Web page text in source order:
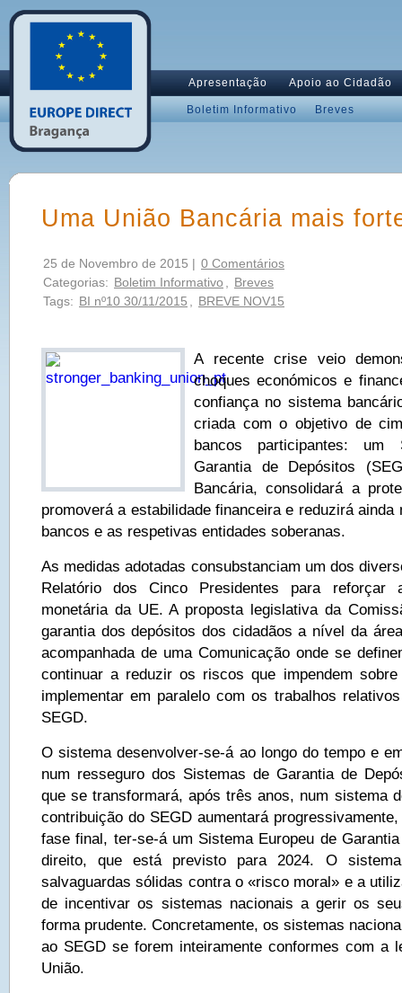
Apresentação Apoio ao Cidadão
Boletim Informativo Breves
Uma União Bancária mais
25 de Novembro de 2015 | 0 Comentários
Categorias: Boletim Informativo
Breves
Tags: BI nº10 30/11/2015 BREVE NOV15
A recente crise veio
choques económicos e
confiança no sistema
criada com o objetivo de
bancos participantes: um
Garantia de Depósitos
Bancária, consolidará a
promoverá a estabilidade financeira e reduzirá
bancos e as respetivas entidades soberanas.
As medidas adotadas consubstanciam um dos
Relatório dos Cinco Presidentes para reforçar
monetária da UE. A proposta legislativa da
garantia dos depósitos dos cidadãos a nível da
acompanhada de uma Comunicação onde se
continuar a reduzir os riscos que impendem
implementar em paralelo com os trabalhos
SEGD.
O sistema desenvolver-se-á ao longo do tempo e
num resseguro dos Sistemas de Garantia de
que se transformará, após três anos, num sistema
contribuição do SEGD aumentará
fase final, ter-se-á um Sistema Europeu de
direito, que está previsto para 2024. O
salvaguardas sólidas contra o «risco moral» e a
de incentivar os sistemas nacionais a gerir os
forma prudente. Concretamente, os sistemas
ao SEGD se forem inteiramente conformes com a
União.